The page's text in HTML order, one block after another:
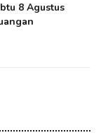
8 Agustus